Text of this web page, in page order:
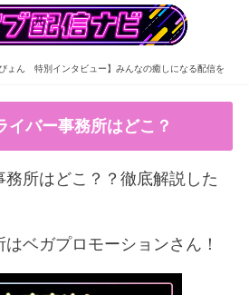
びょん 特別インタビュー】みんなの癒しになる配信を
イバー事務所はどこ？
所はどこ？？徹底解説した
ベガプロモーションさん！